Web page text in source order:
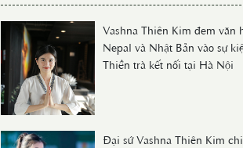
Vashna Thiên Kim đem văn
Nepal và Nhật Bản vào sự
Thiền trà kết nối tại Hà Nội
Đại sứ Vashna Thiên Kim